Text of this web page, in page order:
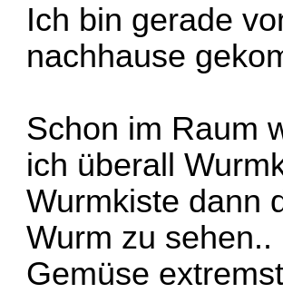
Ich bin gerade
nachhause
Schon im Raum
ich überall
Wurmkiste dann
Wurm zu
Gemüse